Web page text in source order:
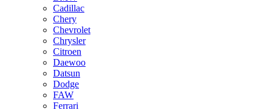
Cadillac
Chery
Chevrolet
Chrysler
Citroen
Daewoo
Datsun
Dodge
FAW
Ferrari